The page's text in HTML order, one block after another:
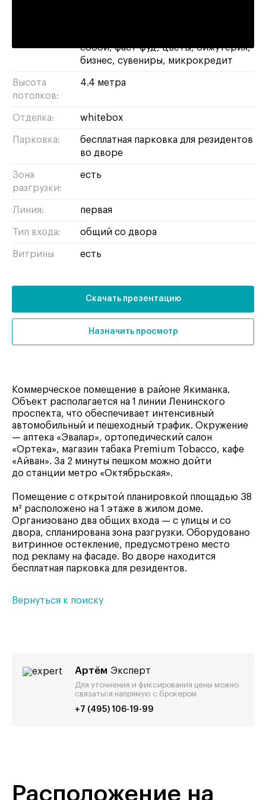
собой фаст-фуд цветы бижутерия
бизнес сувениры микрокредит
Высота
потолков:
4.4 метра
Отделка: whitebox
Парковка:
бесплатная парковка для резидентов
во дворе
Зона
разгрузки:
есть
Линия: первая
Тип входа: общий со двора
Витрины есть
Скачать презентацию
Назначить просмотр
Коммерческое помещение в районе Якиманка.
Объект располагается на 1 линии Ленинского
проспекта, что обеспечивает интенсивный
автомобильный и пешеходный трафик. Окружение
— аптека «Эвалар», ортопедический салон
«Ортека», магазин табака Premium Tobacco, кафе
«Айван». За 2 минуты пешком можно дойти
до станции метро «Октябрьская».
Помещение с открытой планировкой площадью 38
м² расположено на 1 этаже в жилом доме.
Организовано два общих входа — с улицы и со
двора, спланирована зона разгрузки. Оборудовано
витринное остекление, предусмотрено место
под рекламу на фасаде. Во дворе находится
бесплатная парковка для резидентов.
Вернуться к поиску
Артём Эксперт
Для уточнения и фиксирования цены можно
связаться напрямую с брокером
+7 (495) 106-19-99
Расположение на